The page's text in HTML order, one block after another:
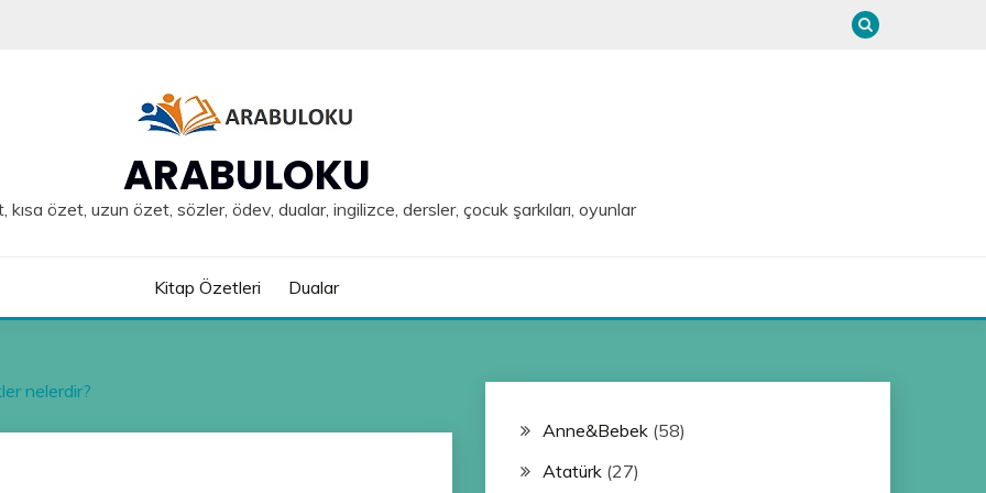
ARABULOKU
özet, uzun özet, sözler, ödev, dualar, ingilizce, dersler, çocuk şarkıları, oyunlar
Kitap Özetleri Dualar
nelerdir?
Anne&Bebek(58)
Atatürk(27)